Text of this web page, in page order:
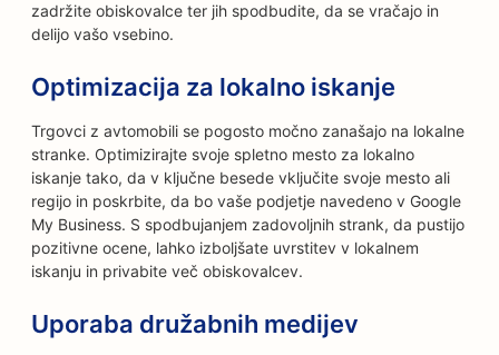
zadržite obiskovalce ter jih spodbudite, da se vračajo in
delijo vašo vsebino.
Optimizacija za lokalno iskanje
Trgovci z avtomobili se pogosto močno zanašajo na lokalne
stranke. Optimizirajte svoje spletno mesto za lokalno
iskanje tako, da v ključne besede vključite svoje mesto ali
regijo in poskrbite, da bo vaše podjetje navedeno v Google
My Business. S spodbujanjem zadovoljnih strank, da pustijo
pozitivne ocene, lahko izboljšate uvrstitev v lokalnem
iskanju in privabite več obiskovalcev.
Uporaba družabnih medijev